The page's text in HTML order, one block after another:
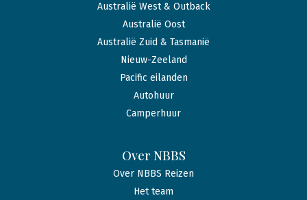
Australië West & Outback
Australië Oost
Australië Zuid & Tasmanië
Nieuw-Zeeland
Pacific eilanden
Autohuur
Camperhuur
Over NBBS
Over NBBS Reizen
Het team